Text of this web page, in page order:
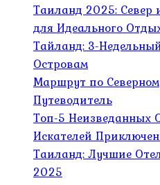
Таиланд 2025:
для Идеального
Тайланд: 3-
Островам
Маршрут по
Путеводитель
Топ-5 Неизведанных
Искателей
Таиланд: Лучшие
2025